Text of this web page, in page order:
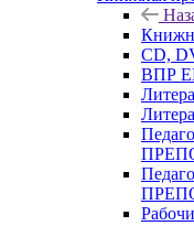
CD,
ВПР